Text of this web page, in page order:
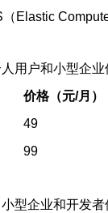
Elastic
用户和小型企业
价格（元/月）
49
99
型企业和开发者